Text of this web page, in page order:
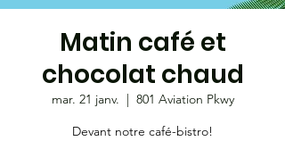
Matin café et
chocolat chaud
mar. 21 janv.
  |
801 Aviation Pkwy
Devant notre café-bistro!